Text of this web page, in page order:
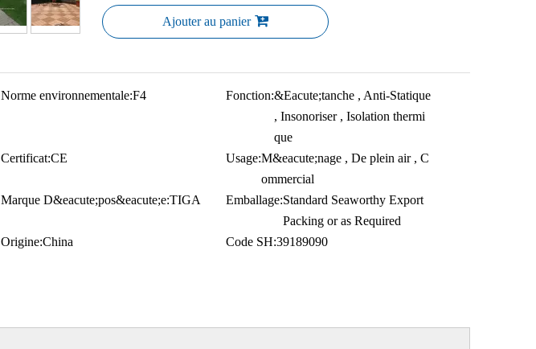
Ajouter au panier
Norme environnementale:F4 Fonction:&Eacute;tanche , Anti-Statique
, Insonoriser , Isolation thermi
que
Certificat:CE Usage:M&eacute;nage , De plein air , C
ommercial
Marque D&eacute;pos&eacute;e:TIGA Emballage:Standard Seaworthy Export
Packing or as Required
Origine:China Code SH:39189090